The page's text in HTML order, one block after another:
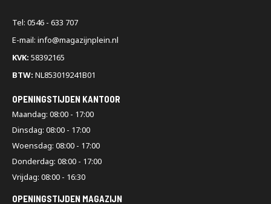
Tel: 0546 - 633 707
E-mail: info@magazijnplein.nl
KVK: 58392165
BTW: NL853019241B01
OPENINGSTIJDEN KANTOOR
Maandag: 08:00 - 17:00
Dinsdag: 08:00 - 17:00
Woensdag: 08:00 - 17:00
Donderdag: 08:00 - 17:00
Vrijdag: 08:00 - 16:30
OPENINGSTIJDEN MAGAZIJN